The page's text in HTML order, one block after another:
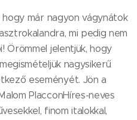
már nagyon vágynátok
mi pedig nem
Örömmel jelentjük, hogy
nagysikerű
eseményét. Jön a
PlacconHíres-neves
finom italokkal,